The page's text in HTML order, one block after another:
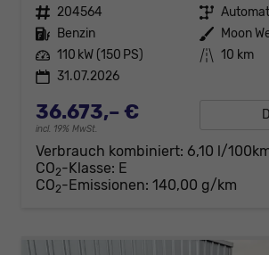
Fahrzeugnr. 204564 Getriebe
Kraftstoff Benzin Außenfarbe Moon
Leistung 110 kW (150 PS) Kilometerstand 10 km
31.07.2026
36.673,– €
incl. 19% MwSt.
Verbrauch kombiniert: 6,10 l/
CO2-Klasse: E
CO2-Emissionen: 140,00 g/km